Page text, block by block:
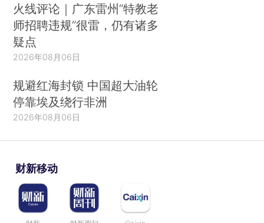
火线评论｜广东雷州“特教老
师招聘违规”很雷，仍有诸多
疑点
2026年08月06日
规避红海封锁 中国超大油轮
停靠埃及绕行非洲
2026年08月06日
财新移动